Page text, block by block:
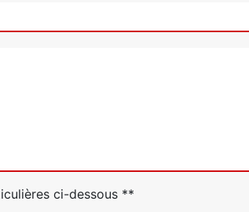
ci-dessous **